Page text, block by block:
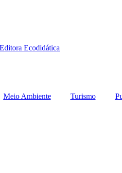
Editora Ecodidática
Meio Ambiente Turismo